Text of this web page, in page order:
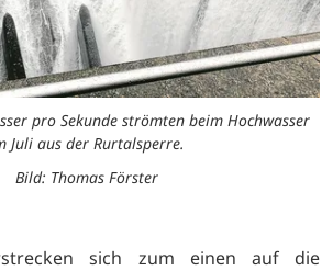
pro Sekunde strömten beim Hochwasser
Juli aus der Rurtalsperre.
Bild: Thomas Förster
sich zum einen auf die